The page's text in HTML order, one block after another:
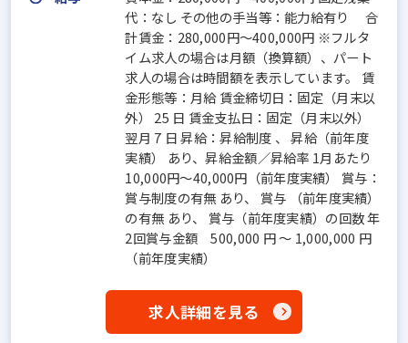
代：なし その他の手当等：能力給有り 合
計賃金：280,000円～400,000円 ※フルタ
イム求人の場合は月額（換算額）、パート
求人の場合は時間額を表示しています。 賃
金形態等：月給 賃金締切日：固定（月末以
外） 25 日 賃金支払日：固定（月末以外）
翌月 7 日 昇給：昇給制度 、 昇給（前年度
実績） あり、昇給金額／昇給率 1月あたり
10,000円～40,000円（前年度実績） 賞与：
賞与制度の有無 あり、 賞与 （前年度実績）
の有無 あり、 賞与（前年度実績）の回数 年
2回賞与金額 500,000 円 ～ 1,000,000 円
（前年度実績）
求人詳細を見る